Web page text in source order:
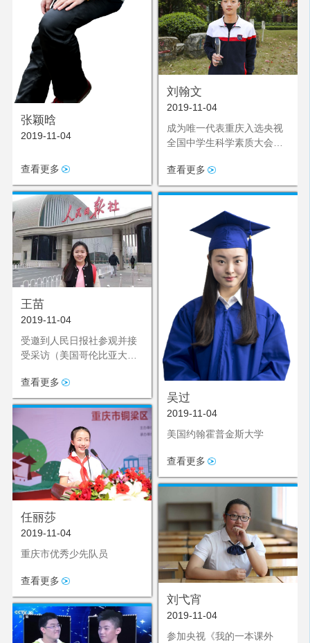
张颖晗
2019-11-04
查看更多
刘翰文
2019-11-04
成为唯一代表重庆入选央视
全国中学生科学素质大会的
查看更多
吴过
2019-11-04
美国约翰霍普金斯大学
查看更多
王苗
2019-11-04
受邀到人民日报社参观并接
受采访（美国哥伦比亚大学
查看更多
任丽莎
2019-11-04
重庆市优秀少先队员
查看更多
刘弋宵
2019-11-04
参加央视《我的一本课外